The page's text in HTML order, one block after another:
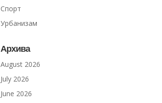
Спорт
Урбанизам
Архива
August 2026
July 2026
June 2026